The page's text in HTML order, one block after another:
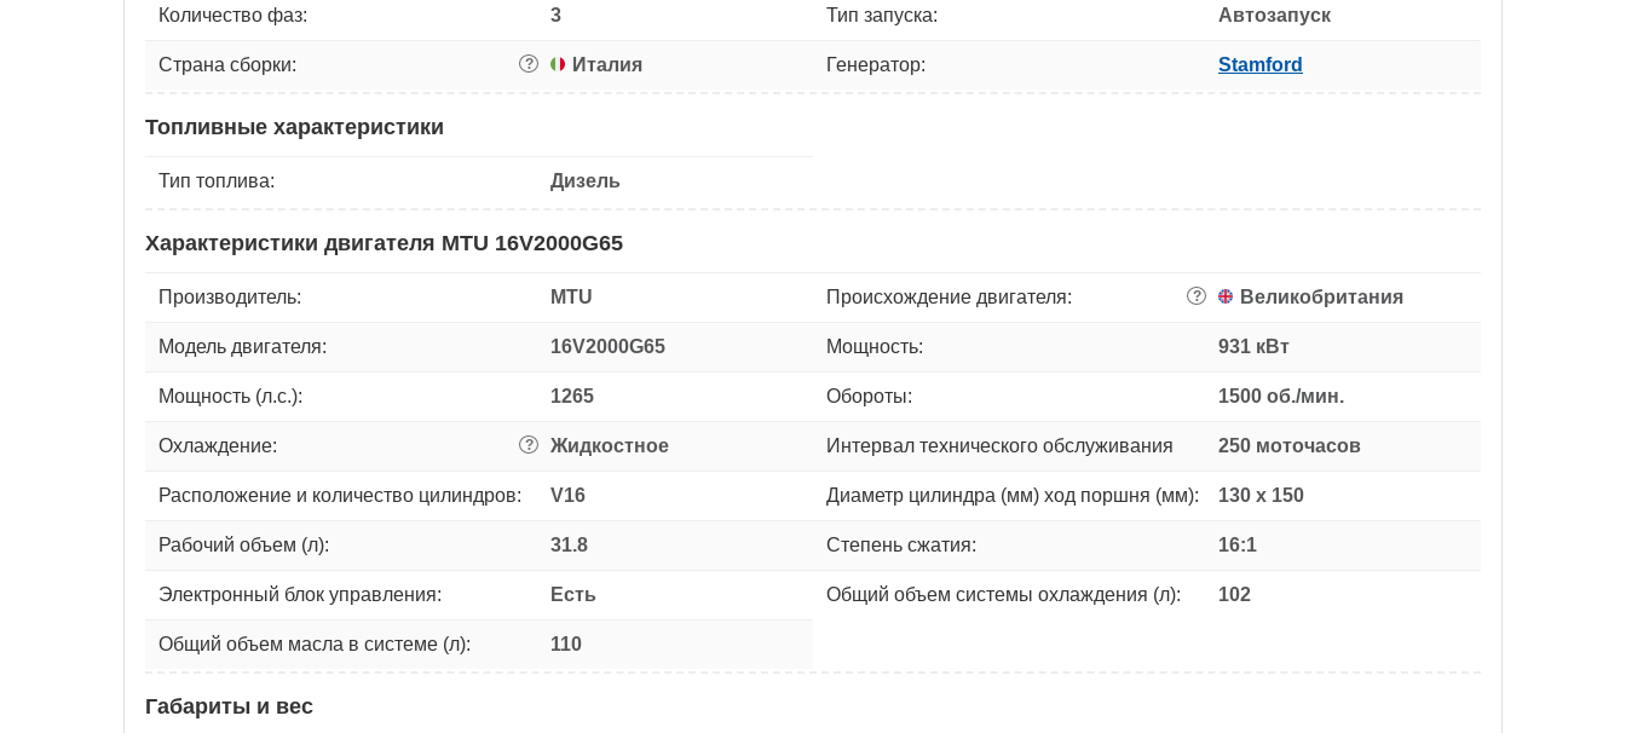
Количество фаз: 3 Тип запуска: Автозапуск
Страна сборки: ? Италия Генератор: Stamford
Топливные характеристики
Тип топлива: Дизель
Характеристики двигателя MTU 16V2000G65
Производитель: MTU Происхождение двигателя: ? Великобритания
Модель двигателя: 16V2000G65 Мощность: 931 кВт
Мощность (л.с.): 1265 Обороты: 1500 об./мин.
Охлаждение: ? Жидкостное Интервал технического обслуживания 250 моточасов
Расположение и количество цилиндров: V16 Диаметр цилиндра (мм) ход поршня (мм): 130 x 150
Рабочий объем (л): 31.8 Степень сжатия: 16:1
Электронный блок управления: Есть Общий объем системы охлаждения (л): 102
Общий объем масла в системе (л): 110
Габариты и вес